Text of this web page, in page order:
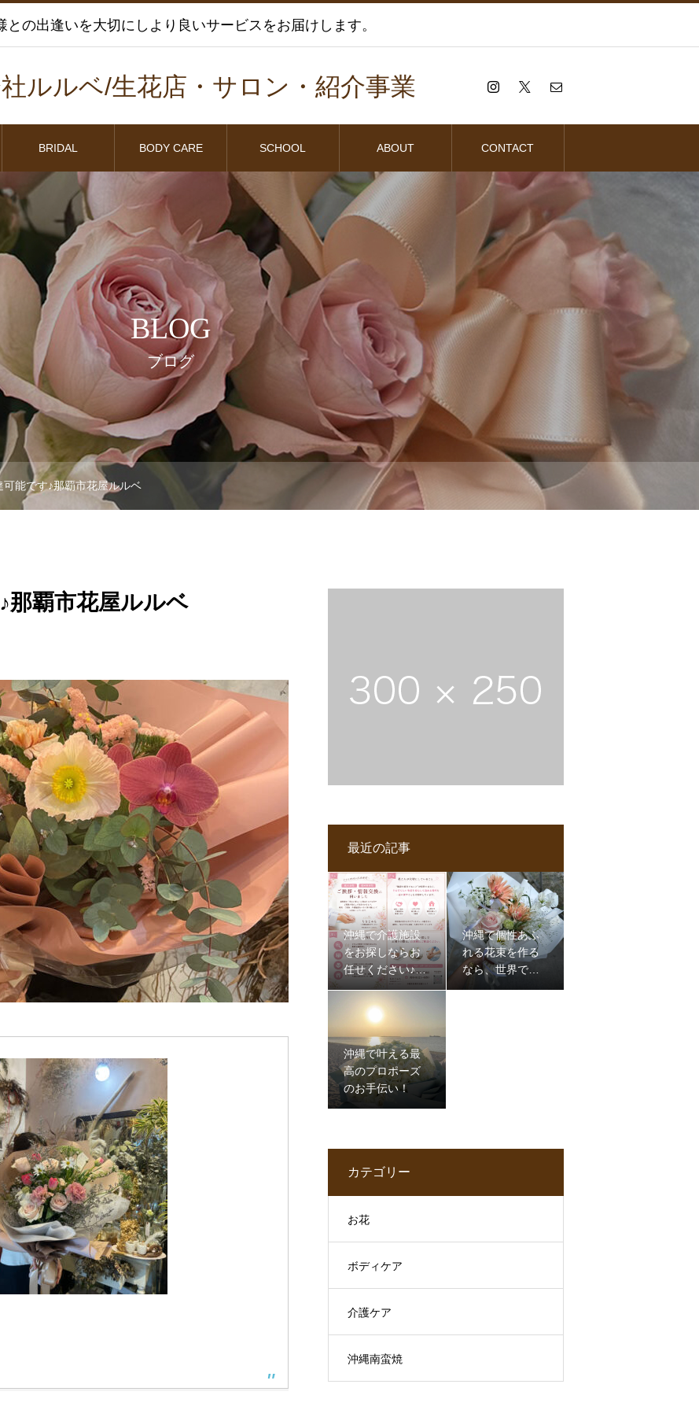
との出逢いを大切にしより良いサービスをお届けします。
ルルベ/生花店・サロン・紹介事業
BRIDAL BODY CARE SCHOOL ABOUT CONTACT
BLOG
ブログ
可能です♪那覇市花屋ルルベ
那覇市花屋ルルベ
最近の記事
沖縄で介護施設
をお探しならお
任せください♪那
覇,浦添,認知症,介
護,施設
沖縄で個性あふ
れる花束を作る
なら、世界で一
つだけのものを
沖縄で叶える最
高のプロポーズ
のお手伝い！
カテゴリー
お花
ボディケア
介護ケア
沖縄南蛮焼